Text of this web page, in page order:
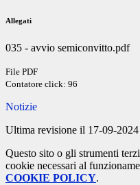
Allegati
035 - avvio semiconvitto.pdf
File PDF
Contatore click: 96
Notizie
Ultima revisione il 17-09-2024
Questo sito o gli strumenti
cookie necessari al
COOKIE POLICY.